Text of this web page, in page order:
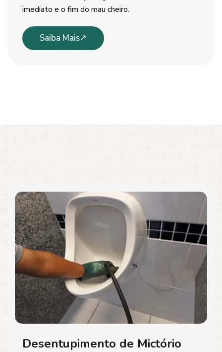
imediato e o fim do mau cheiro.
Saiba Mais
Desentupimento de Mictório